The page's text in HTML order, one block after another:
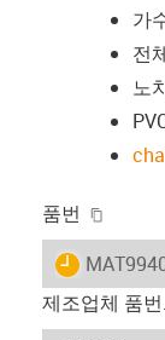
가
전
노
품번
igus-icon-
제조업체 품번.